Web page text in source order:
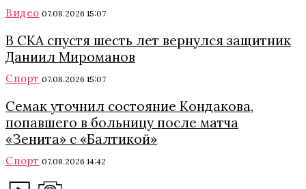
Видео 07.08.2026 15:07
В СКА спустя шесть лет вернулся защитник
Даниил Мироманов
Спорт 07.08.2026 15:07
Семак уточнил состояние Кондакова,
попавшего в больницу после матча
«Зенита» с «Балтикой»
Спорт 07.08.2026 14:42